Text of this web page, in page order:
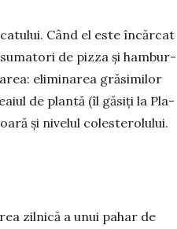
Când el este încărcat
de pizza și hambur­
elimi­narea grăsimilor
de plantă (îl găsiți la Pla­
și nive­lul colesterolului.
zil­nică a unui pahar de